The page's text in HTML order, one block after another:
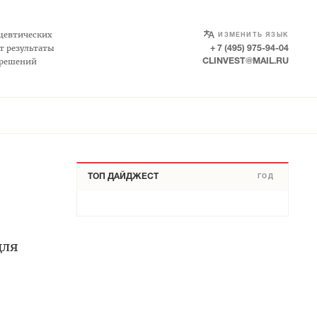
результаты
ИЗМЕНИТЬ ЯЗЫК
SELECT LANGUAGE
+ 7 (495) 975-94-04
CLINVEST@MAIL.RU
ТОП ДАЙДЖЕСТ ГОД